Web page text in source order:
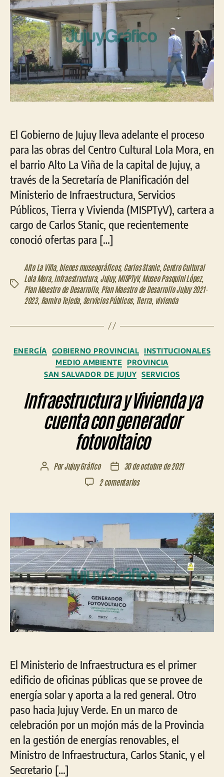
El Gobierno de Jujuy lleva adelante el proceso
para las obras del Centro Cultural Lola Mora, en
el barrio Alto La Viña de la capital de Jujuy, a
través de la Secretaría de Planificación del
Ministerio de Infraestructura, Servicios
Públicos, Tierra y Vivienda (MISPTyV), cartera a
cargo de Carlos Stanic, que recientemente
conoció ofertas para […]
Etiquetas
Alto La Viña, bienes museográficos, Carlos Stanic, Centro Cultural
Lola Mora, Infraestructura, Jujuy,MISPTyV,Museo Pasquini López,
Plan Maestro de Desarrollo, Plan Maestro de Desarrollo Jujuy 2021-
2023, Ramiro Tejeda, Servicios Públicos, Tierra, vivienda
Categorías
ENERGÍA GOBIERNO PROVINCIAL
INSTITUCIONALES
MEDIO AMBIENTE
PROVINCIA
SAN SALVADOR DE JUJUY SERVICIOS
Infraestructura y Vivienda ya
cuenta con generador
fotovoltaico
AutorPorJujuy Gráfico
Fecha
la
30 de octubre de 2021
2 comentariosen
Vivienda
cuenta
con
generador
fotovoltaico
El Ministerio de Infraestructura es el primer
edificio de oficinas públicas que se provee de
energía solar y aporta a la red general. Otro
paso hacia Jujuy Verde. En un marco de
celebración por un mojón más de la Provincia
en la gestión de energías renovables, el
Ministro de Infraestructura, Carlos Stanic, y el
Secretario […]